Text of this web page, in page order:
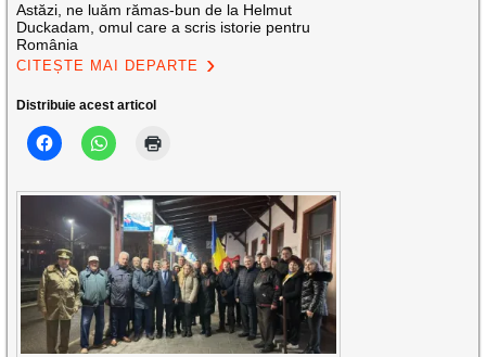
Astăzi, ne luăm rămas-bun de la Helmut
Duckadam, omul care a scris istorie pentru
România
CITEȘTE MAI DEPARTE
Distribuie acest articol